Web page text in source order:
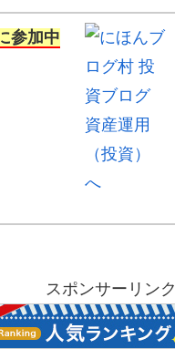
参加中
スポンサーリンク